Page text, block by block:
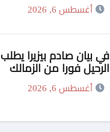
شخصية “فوتة” في
مسلسل “اتنين غيرنا”،
أغسطس 6, 2026
في بيان صادم بيزيرا يطلب
الرحيل فورا من الزمالك
أغسطس 6, 2026